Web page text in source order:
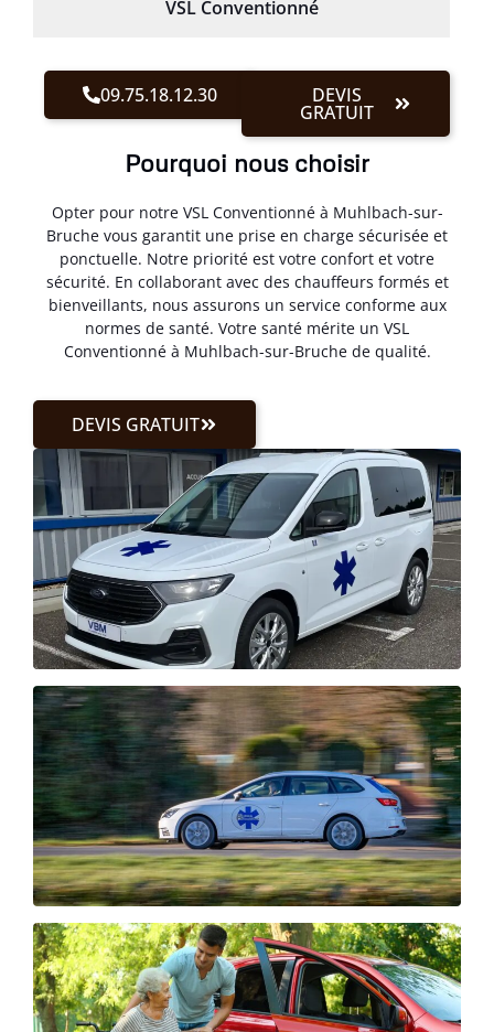
VSL Conventionné
09.75.18.12.30 DEVIS
GRATUIT
Pourquoi nous choisir
Opter pour notre VSL Conventionné à Muhlbach-sur-
Bruche vous garantit une prise en charge sécurisée et
ponctuelle. Notre priorité est votre confort et votre
sécurité. En collaborant avec des chauffeurs formés et
bienveillants, nous assurons un service conforme aux
normes de santé. Votre santé mérite un VSL
Conventionné à Muhlbach-sur-Bruche de qualité.
DEVIS GRATUIT